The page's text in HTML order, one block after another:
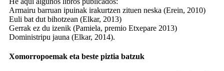
Armairu barruan ipuinak irakurtzen zituen neska (Erein, 2010)
Euli bat dut bihotzean (Elkar, 2013)
Gerrak ez du izenik (Pamiela, premio Etxepare 2013)
Doministripu jauna (Elkar, 2014).
Xomorropoemak eta beste piztia batzuk